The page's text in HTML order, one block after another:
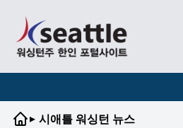
▸ 시애틀 워싱턴 뉴스